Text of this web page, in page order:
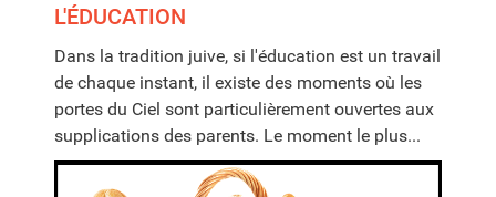
L'ÉDUCATION
Dans la tradition juive, si l'éducation est un travail
de chaque instant, il existe des moments où les
portes du Ciel sont particulièrement ouvertes aux
supplications des parents. Le moment le plus...